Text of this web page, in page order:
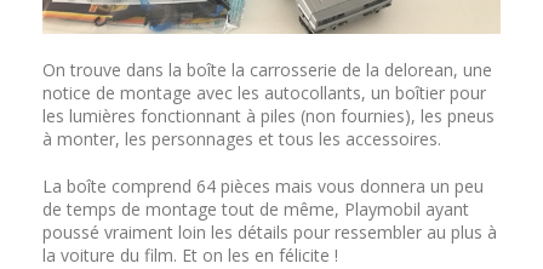
On trouve dans la boîte la carrosserie de la delorean, une
notice de montage avec les autocollants, un boîtier pour
les lumières fonctionnant à piles (non fournies), les pneus
à monter, les personnages et tous les accessoires.
La boîte comprend 64 pièces mais vous donnera un peu
de temps de montage tout de même, Playmobil ayant
poussé vraiment loin les détails pour ressembler au plus à
la voiture du film. Et on les en félicite !